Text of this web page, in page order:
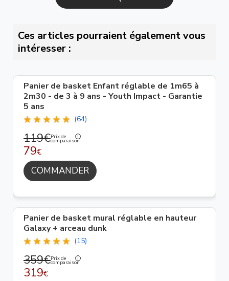
Ces articles pourraient également vous
intéresser :
Panier de basket Enfant réglable de 1m65 à
2m30 - de 3 à 9 ans - Youth Impact - Garantie
5 ans
(64)
119€Prix de
comparaison
79€
COMMANDER
Panier de basket mural réglable en hauteur
Galaxy + arceau dunk
(15)
359€Prix de
comparaison
319€